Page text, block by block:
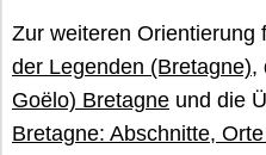
Zur weiteren Orientierung
der Legenden (Bretagne),
Goëlo) Bretagne und die
Bretagne: Abschnitte,